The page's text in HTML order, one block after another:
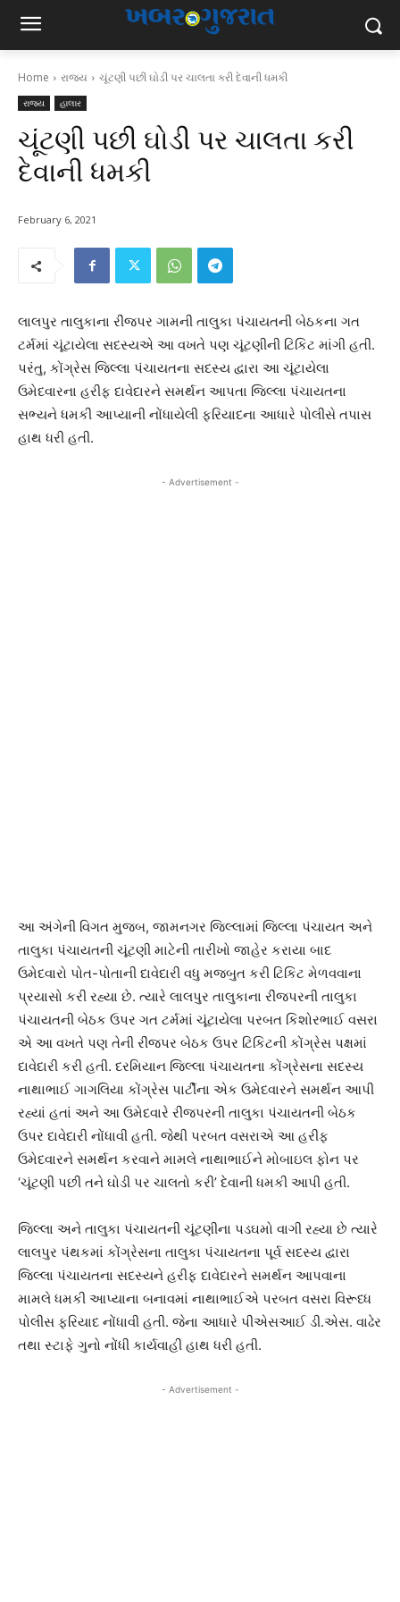
Home રાજ્ય ચૂંટણી પછી ઘોડી પર ચાલતા કરી દેવાની ધમકી
રાજ્ય હાલાર
ચૂંટણી પછી ઘોડી પર ચાલતા કરી
દેવાની ધમકી
February 6, 2021
લાલપુર તાલુકાના રીંજપર ગામની તાલુકા પંચાયતની બેઠકના ગત
ટર્મમાં ચૂંટાયેલા સદસ્યએ આ વખતે પણ ચૂંટણીની ટિકિટ માંગી હતી.
પરંતુ, કોંગ્રેસ જિલ્લા પંચાયતના સદસ્ય દ્વારા આ ચૂંટાયેલા
ઉમેદવારના હરીફ દાવેદારને સમર્થન આપતા જિલ્લા પંચાયતના
સભ્યને ધમકી આપ્યાની નોંધાયેલી ફરિયાદના આધારે પોલીસે તપાસ
હાથ ધરી હતી.
- Advertisement -
આ અંગેની વિગત મુજબ, જામનગર જિલ્લામાં જિલ્લા પંચાયત અને
તાલુકા પંચાયતની ચૂંટણી માટેની તારીખો જાહેર કરાયા બાદ
ઉમેદવારો પોત-પોતાની દાવેદારી વધુ મજબુત કરી ટિકિટ મેળવવાના
પ્રયાસો કરી રહ્યા છે. ત્યારે લાલપુર તાલુકાના રીંજપરની તાલુકા
પંચાયતની બેઠક ઉપર ગત ટર્મમાં ચૂંટાયેલા પરબત કિશોરભાઈ વસરા
એ આ વખતે પણ તેની રીંજપર બેઠક ઉપર ટિકિટની કોંગ્રેસ પક્ષમાં
દાવેદારી કરી હતી. દરમિયાન જિલ્લા પંચાયતના કોંગ્રેસના સદસ્ય
નાથાભાઈ ગાગલિયા કોંગ્રેસ પાર્ટીના એક ઉમેદવારને સમર્થન આપી
રહ્યાં હતાં અને આ ઉમેદવારે રીંજપરની તાલુકા પંચાયતની બેઠક
ઉપર દાવેદારી નોંધાવી હતી. જેથી પરબત વસરાએ આ હરીફ
ઉમેદવારને સમર્થન કરવાને મામલે નાથાભાઈને મોબાઇલ ફોન પર
‘ચૂંટણી પછી તને ઘોડી પર ચાલતો કરી’ દેવાની ધમકી આપી હતી.
જિલ્લા અને તાલુકા પંચાયતની ચૂંટણીના પડઘમો વાગી રહ્યા છે ત્યારે
લાલપુર પંથકમાં કોંગ્રેસના તાલુકા પંચાયતના પૂર્વ સદસ્ય દ્વારા
જિલ્લા પંચાયતના સદસ્યને હરીફ દાવેદારને સમર્થન આપવાના
મામલે ધમકી આપ્યાના બનાવમાં નાથાભાઈએ પરબત વસરા વિરૂધ્ધ
પોલીસ ફરિયાદ નોંધાવી હતી. જેના આધારે પીએસઆઈ ડી.એસ. વાઢેર
તથા સ્ટાફે ગુનો નોંધી કાર્યવાહી હાથ ધરી હતી.
- Advertisement -